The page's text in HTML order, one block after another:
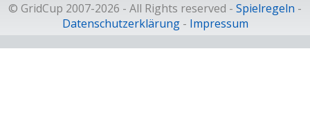
© GridCup 2007-2026 - All Rights reserved - Spielregeln -
Datenschutzerklärung- Impressum